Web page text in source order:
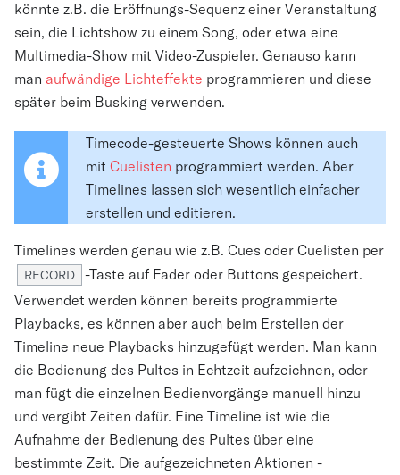
könnte z.B. die Eröffnungs-Sequenz einer Veranstaltung
sein, die Lichtshow zu einem Song, oder etwa eine
Multimedia-Show mit Video-Zuspieler. Genauso kann
man aufwändige Lichteffekte programmieren und diese
später beim Busking verwenden.
Timecode-gesteuerte Shows können auch
mit Cuelisten programmiert werden. Aber
Timelines lassen sich wesentlich einfacher
erstellen und editieren.
Timelines werden genau wie z.B. Cues oder Cuelisten per
RECORD
-Taste auf Fader oder Buttons gespeichert.
Verwendet werden können bereits programmierte
Playbacks, es können aber auch beim Erstellen der
Timeline neue Playbacks hinzugefügt werden. Man kann
die Bedienung des Pultes in Echtzeit aufzeichnen, oder
man fügt die einzelnen Bedienvorgänge manuell hinzu
und vergibt Zeiten dafür. Eine Timeline ist wie die
Aufnahme der Bedienung des Pultes über eine
bestimmte Zeit. Die aufgezeichneten Aktionen -